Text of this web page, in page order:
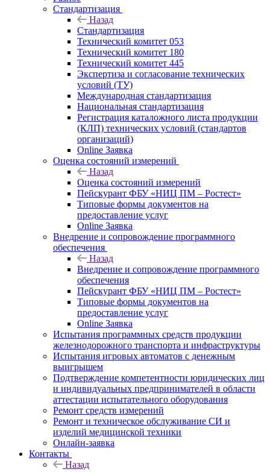
Стандартизация
Назад
Стандартизация
Технический комитет 053
Технический комитет 180
Технический комитет 445
Экспертиза и согласование технических
условий (ТУ)
Международная стандартизация
Национальная стандартизация
Регистрация каталожного листа продукции
(КЛП) технических условий (стандартов
организаций)
Online Заявка
Оценка состояний измерений
Назад
Оценка состояний измерений
Пейскурант ФБУ «НИЦ ПМ – Ростест»
Типовые формы документов на
предоставление услуг
Online Заявка
Внедрение и сопровождение программного
обеспечения
Назад
Внедрение и сопровождение программного
обеспечения
Пейскурант ФБУ «НИЦ ПМ – Ростест»
Типовые формы документов на
предоставление услуг
Online Заявка
Испытания программных средств продукции
железнодорожного транспорта и инфраструктуры
Испытания игровых автоматов с денежным
выигрышем
Подтверждение компетентности юридических лиц
и индивидуальных предпринимателей в области
аттестации испытательного оборудования
Ремонт средств измерений
Ремонт и техническое обслуживание СИ и
изделий медицинской техники
Онлайн-заявка
Контакты
Назад